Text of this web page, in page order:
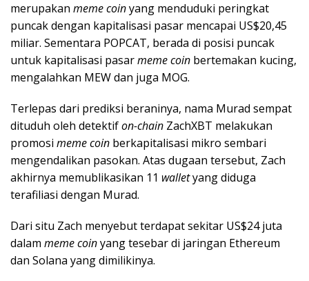
merupakan meme coinyang menduduki peringkat
puncak dengan kapitalisasi pasar mencapai US$20,45
miliar. Sementara POPCAT, berada di posisi puncak
untuk kapitalisasi pasarmeme coin bertemakan kucing,
mengalahkan MEW dan juga MOG.
Terlepas dari prediksi beraninya, nama Murad sempat
dituduh oleh detektifon-chain ZachXBT melakukan
promosi meme coin berkapitalisasi mikro sembari
mengendalikan pasokan. Atas dugaan tersebut, Zach
akhirnya memublikasikan 11 walletyang diduga
terafiliasi dengan Murad.
Dari situ Zach menyebut terdapat sekitar US$24 juta
dalam meme coinyang tesebar di jaringan Ethereum
dan Solana yang dimilikinya.